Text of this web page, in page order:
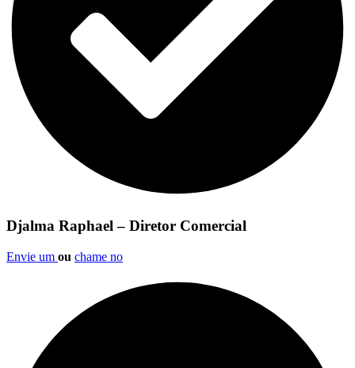
Djalma Raphael – Diretor Comercial
Envie um ou chame no